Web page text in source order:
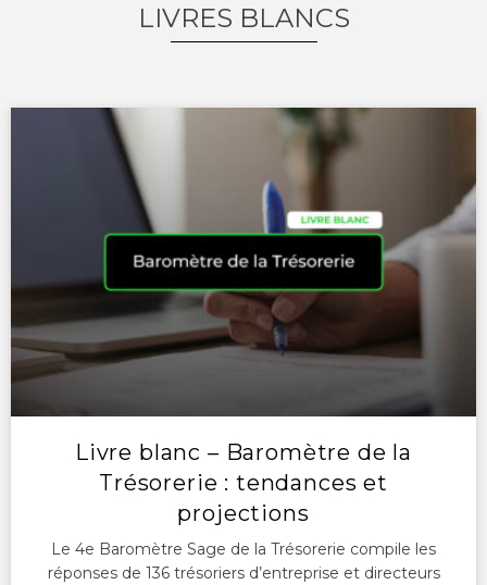
LIVRES BLANCS
Livre blanc – Baromètre de la
Trésorerie : tendances et
projections
Le 4e Baromètre Sage de la Trésorerie compile les
réponses de 136 trésoriers d’entreprise et directeurs